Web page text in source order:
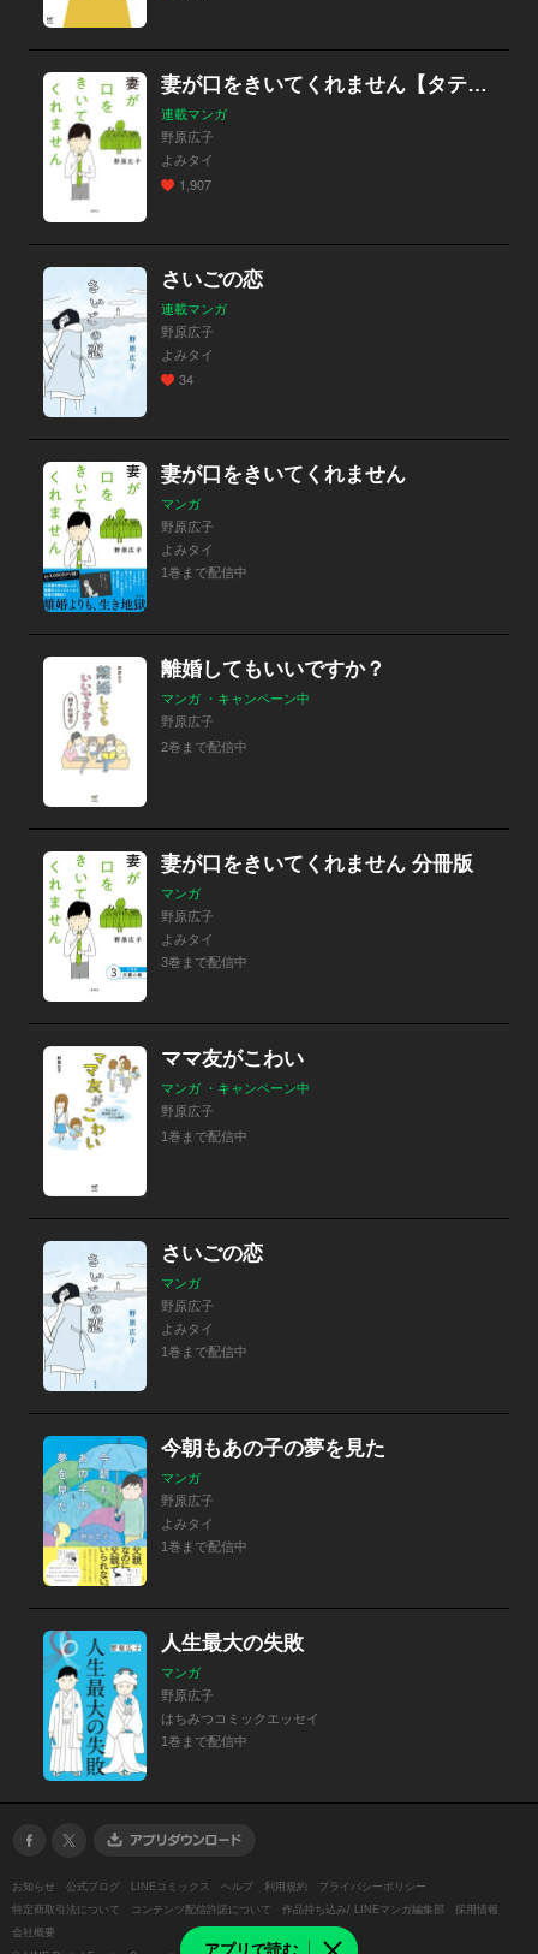
アプリで読む
妻が口をきいてくれません【タテヨミ】
連載マンガ
野原広子
よみタイ
1,907
さいごの恋
連載マンガ
野原広子
よみタイ
34
妻が口をきいてくれません
マンガ
野原広子
よみタイ
1巻まで配信中
離婚してもいいですか？
マンガ ・キャンペーン中
野原広子
2巻まで配信中
妻が口をきいてくれません 分冊版
マンガ
野原広子
よみタイ
3巻まで配信中
ママ友がこわい
マンガ ・キャンペーン中
野原広子
1巻まで配信中
さいごの恋
マンガ
野原広子
よみタイ
1巻まで配信中
今朝もあの子の夢を見た
マンガ
野原広子
よみタイ
1巻まで配信中
人生最大の失敗
マンガ
野原広子
はちみつコミックエッセイ
1巻まで配信中
お知らせ 公式ブログ LINEコミックス ヘルプ 利用規約
プライバシーポリシー
特定商取引法について
コンテンツ配信許諾について 作品持ち込み/ LINEマンガ編集部
採用情報
会社概要